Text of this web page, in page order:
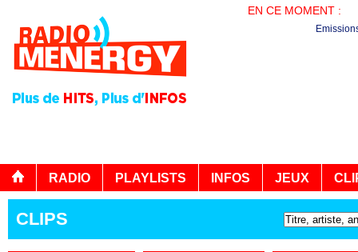
EN CE MOMENT :
RADIO PLAYLISTS INFOS JEUX
CLIPS